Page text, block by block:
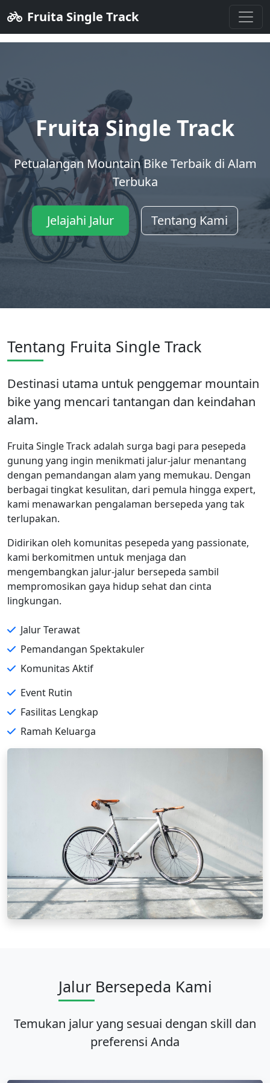
Fruita Single Track
FUN88
Fruita Single Track
Petualangan Mountain Bike Terbaik di Alam
Terbuka
Jelajahi Jalur Tentang Kami
Tentang Fruita Single Track
Destinasi utama untuk penggemar mountain
bike yang mencari tantangan dan keindahan
alam.
Fruita Single Track adalah surga bagi para pesepeda
gunung yang ingin menikmati jalur-jalur menantang
dengan pemandangan alam yang memukau. Dengan
berbagai tingkat kesulitan, dari pemula hingga expert,
kami menawarkan pengalaman bersepeda yang tak
terlupakan.
Didirikan oleh komunitas pesepeda yang passionate,
kami berkomitmen untuk menjaga dan
mengembangkan jalur-jalur bersepeda sambil
mempromosikan gaya hidup sehat dan cinta
lingkungan.
Jalur Terawat
Pemandangan Spektakuler
Komunitas Aktif
Event Rutin
Fasilitas Lengkap
Ramah Keluarga
Jalur Bersepeda Kami
Temukan jalur yang sesuai dengan skill dan
preferensi Anda